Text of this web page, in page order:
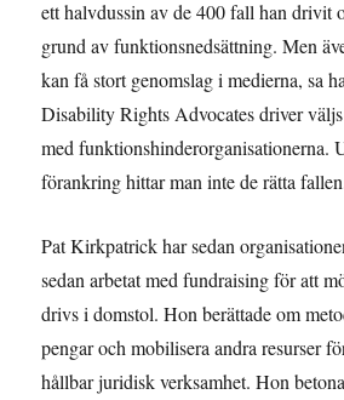
ett halvdussin av de 400 fall han drivit
grund av funktionsnedsättning. Men
kan få stort genomslag i medierna, sa
Disability Rights Advocates driver
med funktionshinderorganisationerna.
förankring hittar man inte de rätta
Pat Kirkpatrick har sedan
sedan arbetat med fundraising för att
drivs i domstol. Hon berättade om
pengar och mobilisera andra resurser
hållbar juridisk verksamhet. Hon